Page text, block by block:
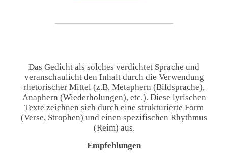
Das Gedicht als solches verdichtet Sprache und
veranschaulicht den Inhalt durch die Verwendung
rhetorischer Mittel (z.B. Metaphern (Bildsprache),
Anaphern (Wiederholungen), etc.). Diese lyrischen
Texte zeichnen sich durch eine strukturierte Form
(Verse, Strophen) und einen spezifischen Rhythmus
(Reim) aus.
Empfehlungen